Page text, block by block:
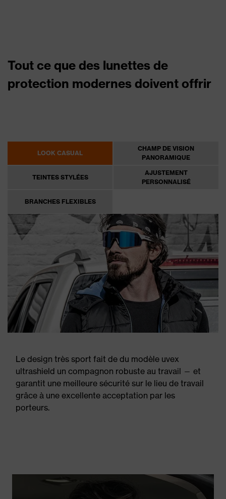
Tout ce que des lunettes de
protection modernes doivent offrir
LOOK CASUAL
CHAMP DE VISION
PANORAMIQUE
TEINTES STYLÉES
AJUSTEMENT
PERSONNALISÉ
BRANCHES FLEXIBLES
Le design très sport fait de du modèle uvex
ultrashield un compagnon robuste au travail — et
garantit une meilleure sécurité sur le lieu de travail
grâce à une excellente acceptation par les
porteurs.